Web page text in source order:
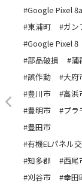
#Google Pixel 8a
#東浦町
#ガン
#Google Pixel 8
#部品破損
#蒲
#誤作動
#大府
#豊川市
#高浜
#豊明市
#プラ
#豊田市
#有機ELパネル
#知多郡
#西尾
#刈谷市
#幸田